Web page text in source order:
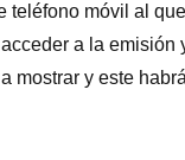
teléfono móvil al
a la
mostrar y este